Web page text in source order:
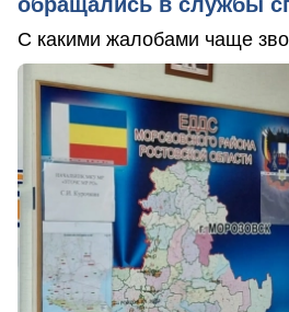
С какими жалобами чаще